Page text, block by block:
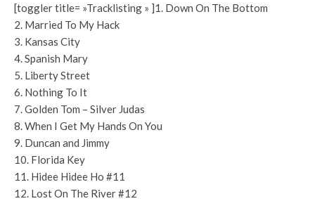
[toggler title= »Tracklisting » ]1. Down On The Bottom
2. Married To My Hack
3. Kansas City
4. Spanish Mary
5. Liberty Street
6. Nothing To It
7. Golden Tom – Silver Judas
8. When I Get My Hands On You
9. Duncan and Jimmy
10. Florida Key
11. Hidee Hidee Ho #11
12. Lost On The River #12